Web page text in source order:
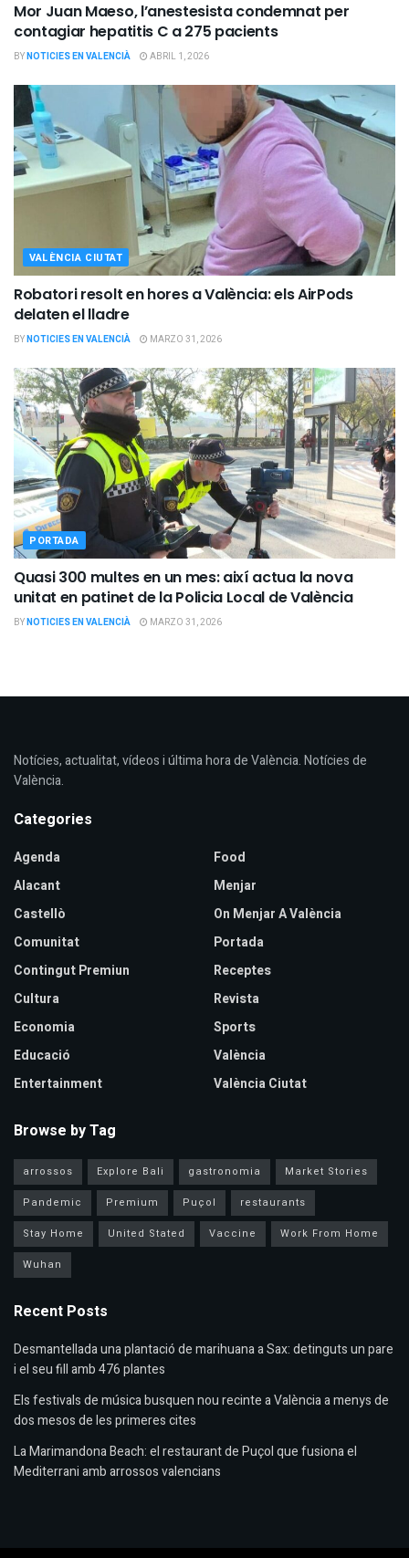
Mor Juan Maeso, l’anestesista condemnat per
contagiar hepatitis C a 275 pacients
BYNOTICIES EN VALENCIÀ ABRIL 1, 2026
VALÈNCIA CIUTAT
Robatori resolt en hores a València: els AirPods
delaten el lladre
BYNOTICIES EN VALENCIÀ MARZO 31, 2026
PORTADA
Quasi 300 multes en un mes: així actua la nova
unitat en patinet de la Policia Local de València
BYNOTICIES EN VALENCIÀ MARZO 31, 2026
Notícies, actualitat, vídeos i última hora de València. Notícies de
València.
Categories
Agenda
Alacant
Castellò
Comunitat
Contingut Premiun
Cultura
Economia
Educació
Entertainment
Food
Menjar
On Menjar A València
Portada
Receptes
Revista
Sports
València
València Ciutat
Browse by Tag
arrossos Explore Bali gastronomia
Market Stories
Pandemic
Premium Puçol
restaurants
Stay Home
United Stated Vaccine
Work From Home
Wuhan
Recent Posts
Desmantellada una plantació de marihuana a Sax: detinguts un pare
i el seu fill amb 476 plantes
Els festivals de música busquen nou recinte a València a menys de
dos mesos de les primeres cites
La Marimandona Beach: el restaurant de Puçol que fusiona el
Mediterrani amb arrossos valencians